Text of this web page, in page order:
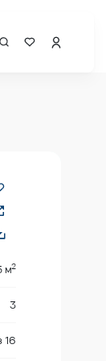
м2
3
16